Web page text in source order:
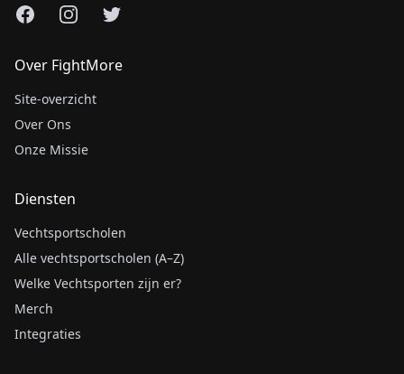
FacebookInstagram
X
Over FightMore
Site-overzicht
Over Ons
Onze Missie
Diensten
Vechtsportscholen
Alle vechtsportscholen (A–Z)
Welke Vechtsporten zijn er?
Merch
Integraties